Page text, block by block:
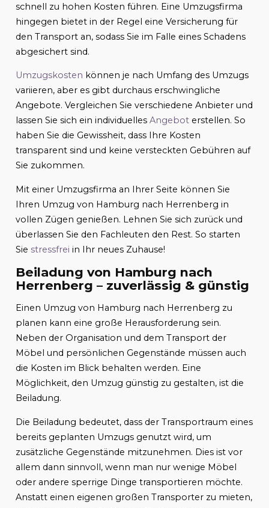
schnell zu hohen Kosten führen. Eine Umzugsfirma
hingegen bietet in der Regel eine Versicherung für
den Transport an, sodass Sie im Falle eines Schadens
abgesichert sind.
Umzugskosten können je nach Umfang des Umzugs
variieren, aber es gibt durchaus erschwingliche
Angebote. Vergleichen Sie verschiedene Anbieter und
lassen Sie sich ein individuelles Angeboterstellen. So
haben Sie die Gewissheit, dass Ihre Kosten
transparent sind und keine versteckten Gebühren auf
Sie zukommen.
Mit einer Umzugsfirma an Ihrer Seite können Sie
Ihren Umzug von Hamburg nach Herrenberg in
vollen Zügen genießen. Lehnen Sie sich zurück und
überlassen Sie den Fachleuten den Rest. So starten
Sie stressfrei in Ihr neues Zuhause!
Beiladung von Hamburg nach
Herrenberg – zuverlässig & günstig
Einen Umzug von Hamburg nach Herrenberg zu
planen kann eine große Herausforderung sein.
Neben der Organisation und dem Transport der
Möbel und persönlichen Gegenstände müssen auch
die Kosten im Blick behalten werden. Eine
Möglichkeit, den Umzug günstig zu gestalten, ist die
Beiladung.
Die Beiladung bedeutet, dass der Transportraum eines
bereits geplanten Umzugs genutzt wird, um
zusätzliche Gegenstände mitzunehmen. Dies ist vor
allem dann sinnvoll, wenn man nur wenige Möbel
oder andere sperrige Dinge transportieren möchte.
Anstatt einen eigenen großen Transporter zu mieten,